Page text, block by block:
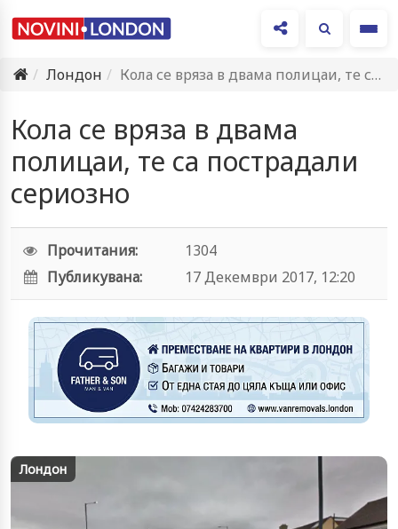
Лондон
Кола се вряза в двама полицаи, те са пострадали сериозно
Кола се вряза в двама
полицаи, те са пострадали
сериозно
Прочитания:
1304
Публикувана:
17 Декември 2017, 12:20
Лондон